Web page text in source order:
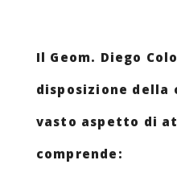
Il Geom. Diego
disposizione della
vasto aspetto di
comprende: